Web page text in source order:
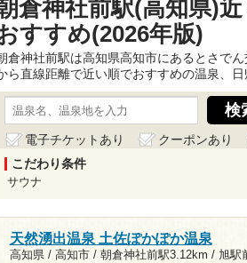
倉神社前駅(高知県)
すすめ(2026年版)
倉神社前駅は高知県高知市にあるとさで
ら直線距離で近い順でおすすめの温泉、
電子チケットあり クーポンあり
こだわり条件
サウナ
天然湧出温泉 土佐ぽかぽか温泉
高知県 / 高知市 / 朝倉神社前駅3.12km / 旭駅